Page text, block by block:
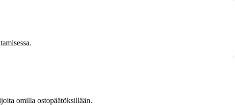
omilla ostopäätöksillään.